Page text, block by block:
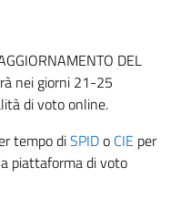
DEL
nei giorni 21-25
di voto online.
tempo diSPIDo CIE per
piattaforma di voto